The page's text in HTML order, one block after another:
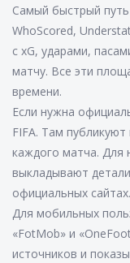
Самый быстрый
WhoScored,
с xG, ударами,
матчу. Все эти
времени.
Если нужна
FIFA. Там
каждого матча. Для
выкладывают
официальных сайтах.
Для мобильных
«FotMob» и
источников и